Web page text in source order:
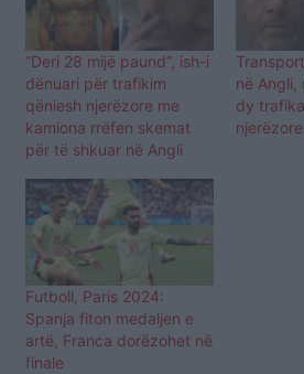
“Deri 28 mijë paund”, ish-i
dënuari për trafikim
qëniesh njerëzore me
kamiona rrëfen skemat
për të shkuar në Angli
në Angli,
dy
njerëzore
Futboll, Paris 2024:
Spanja fiton medaljen e
artë, Franca dorëzohet në
finale